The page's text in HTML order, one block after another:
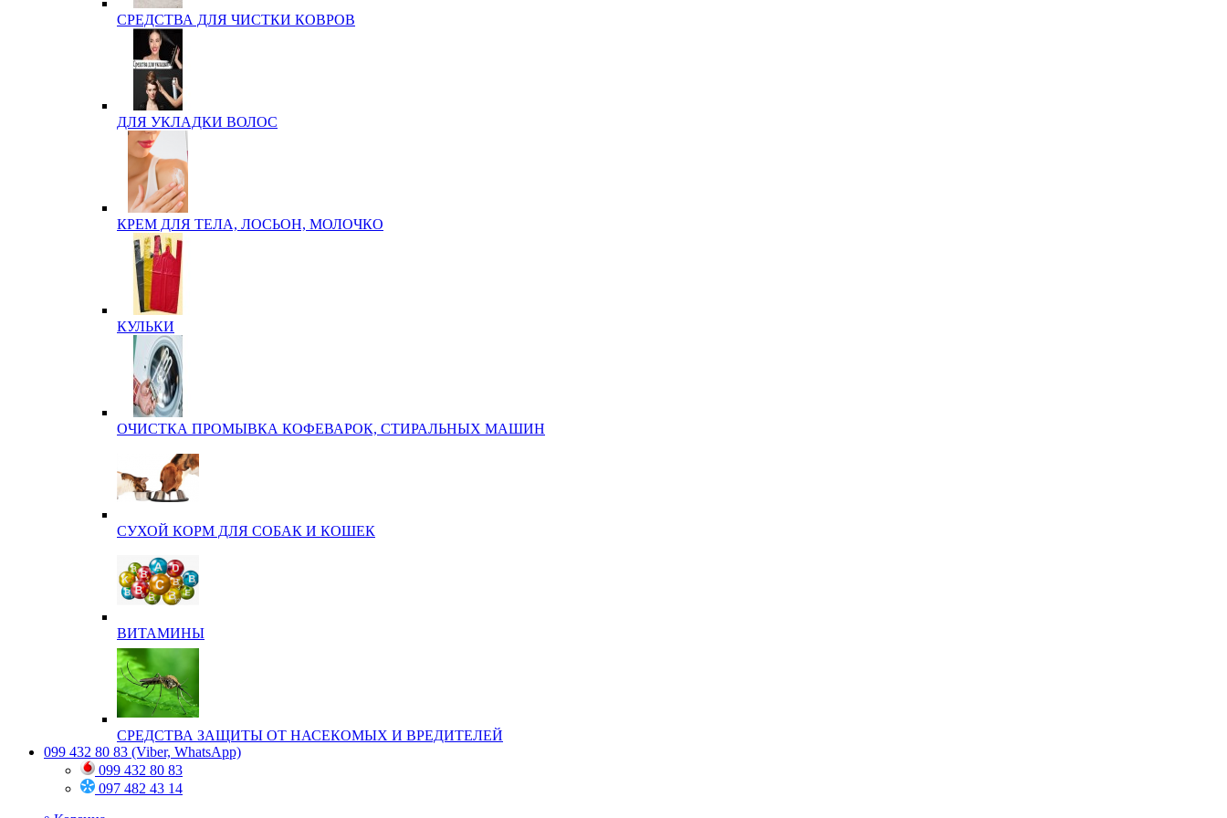
СРЕДСТВА ДЛЯ ЧИСТКИ КОВРОВ
ДЛЯ УКЛАДКИ ВОЛОС
КРЕМ ДЛЯ ТЕЛА, ЛОСЬОН, МОЛОЧКО
КУЛЬКИ
ОЧИСТКА ПРОМЫВКА КОФЕВАРОК, СТИРАЛЬНЫХ МАШИН
СУХОЙ КОРМ ДЛЯ СОБАК И КОШЕК
ВИТАМИНЫ
СРЕДСТВА ЗАЩИТЫ ОТ НАСЕКОМЫХ И ВРЕДИТЕЛЕЙ
099 432 80 83 (Viber, WhatsApp)
099 432 80 83
097 482 43 14